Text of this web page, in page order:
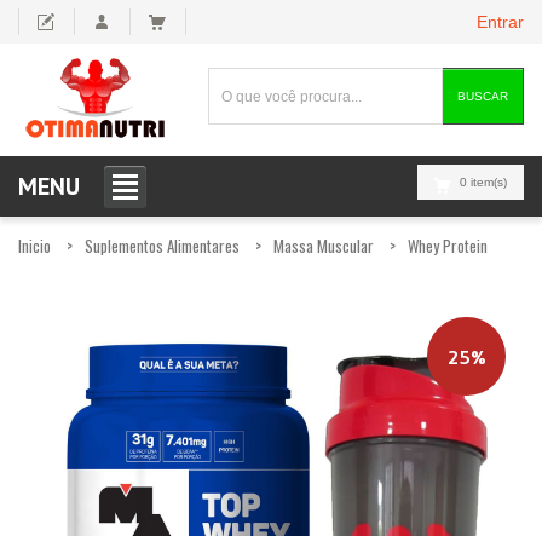
Entrar
BUSCAR
0 item(s)
MENU
Inicio Suplementos Alimentares Massa Muscular Whey Protein
25%